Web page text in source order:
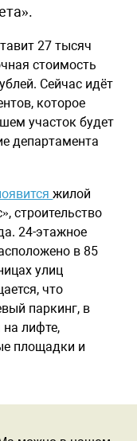
27 тысяч
стоимость
Сейчас идёт
которое
участок будет
департамента
жилой
строительство
24-этажное
в 85
улиц
что
паркинг, в
лифте,
площадки и